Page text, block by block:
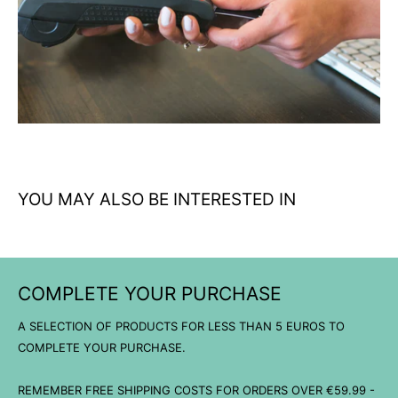
práctica para uso diario
Calidad Helikon-Tex: materiales premium y acabados
profesionales para máxima durabilidad
Versatilidad total: perfecta como prenda principal o capa
YOU MAY ALSO BE INTERESTED IN
COMPLETE YOUR PURCHASE
A SELECTION OF PRODUCTS FOR LESS THAN 5 EUROS TO
COMPLETE YOUR PURCHASE.
REMEMBER FREE SHIPPING COSTS FOR ORDERS OVER €59.99 -